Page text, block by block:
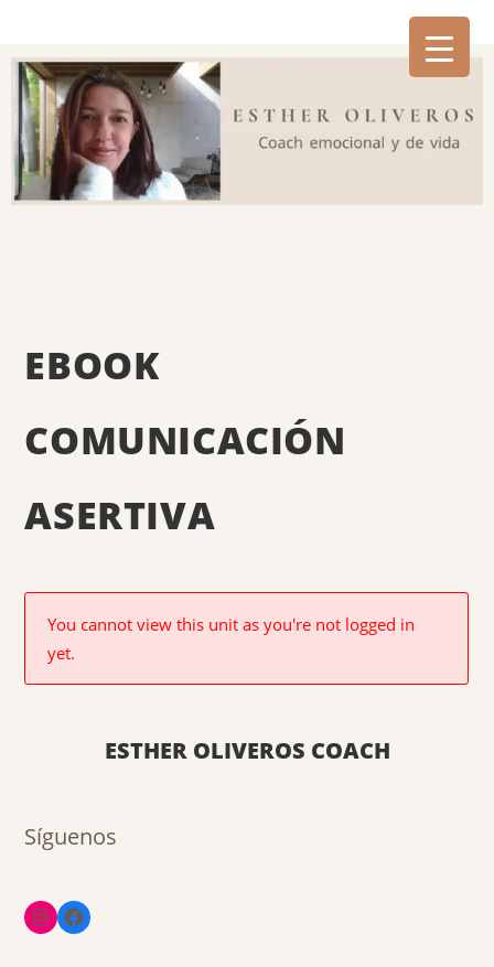
EBOOK
COMUNICACIÓN
ASERTIVA
You cannot view this unit as you're not logged in
yet.
ESTHER OLIVEROS COACH
Síguenos